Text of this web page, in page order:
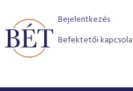
Bejelentkezés
Befektetői